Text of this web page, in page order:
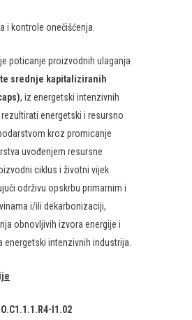
onečišćenja.
je poticanje proizvodnih ulaganja
srednje kapitaliziranih
, iz energetski intenzivnih
energetski i resursno
kroz promicanje
uvođenjem resursne
ciklus i životni vijek
održivu opskrbu primarnim i
i/ili dekarbonizaciji,
obnovljivih izvora energije i
energetski intenzivnih industrija.
I1.02